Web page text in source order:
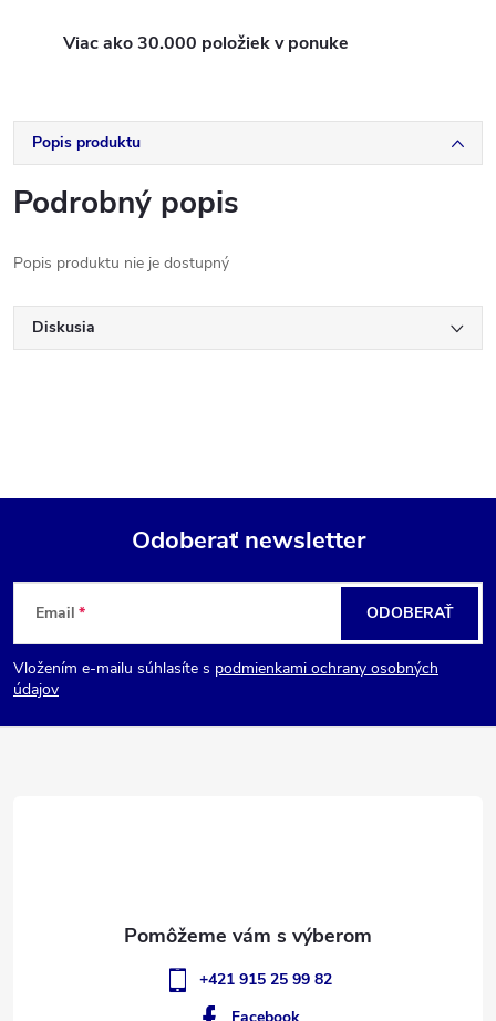
Viac ako 30.000 položiek v ponuke
Popis produktu
Podrobný popis
Popis produktu nie je dostupný
Diskusia
Z
á
p
Odoberať newsletter
Email
Vložením e-mailu súhlasíte s podmienkami ochrany osobných
údajov
ODOBERAŤ
+421 915 25 99 82